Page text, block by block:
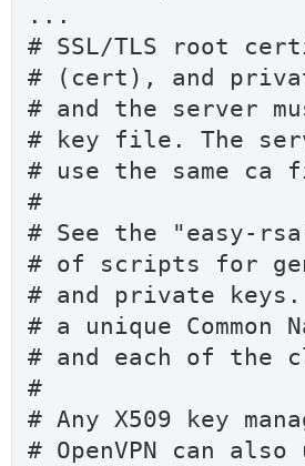
...
# SSL/TLS root
# (cert), and
# and the server
# key file. The
# use the same ca
#
# See the "easy-
# of scripts for
# and private keys.
# a unique Common
# and each of
#
# Any X509 key
# OpenVPN can